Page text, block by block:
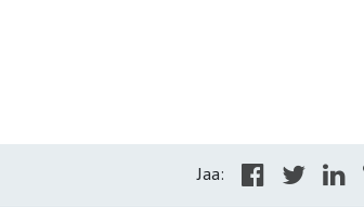
Jaa: